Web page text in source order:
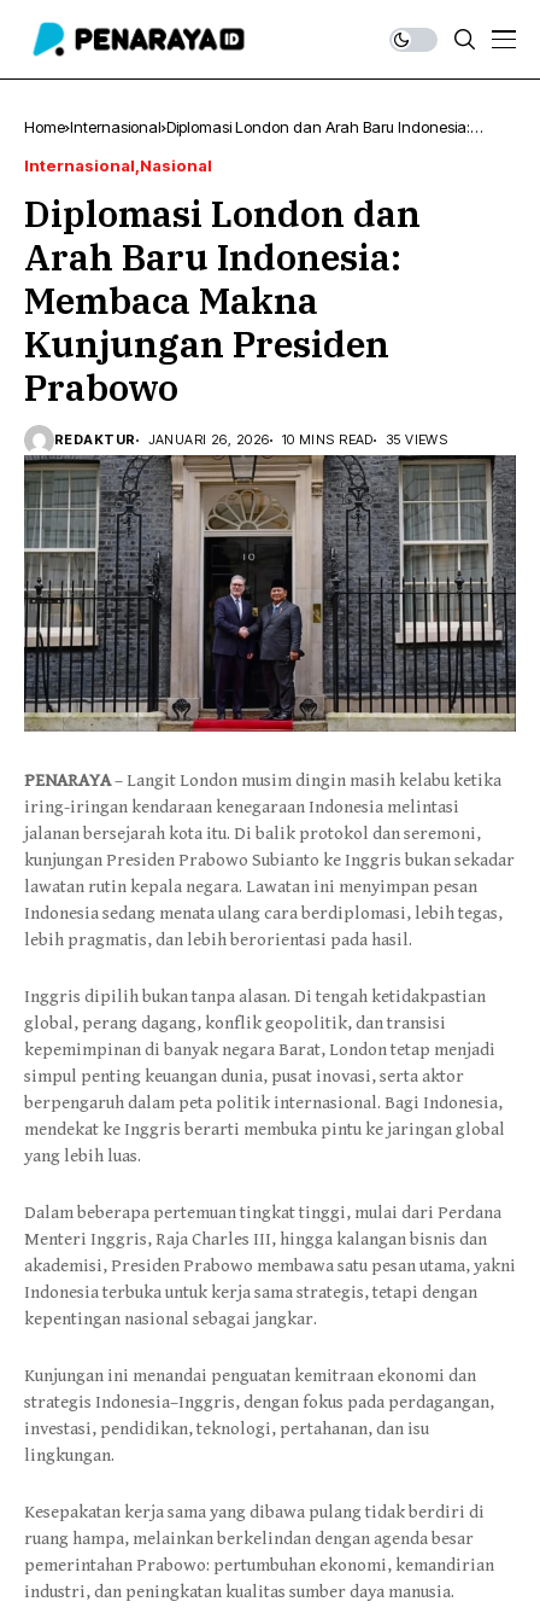
Home Internasional Diplomasi London dan Arah Baru Indonesia:
Internasional Nasional
Diplomasi London dan
Arah Baru Indonesia:
Membaca Makna
Kunjungan Presiden
Prabowo
REDAKTUR JANUARI 26, 2026 10 MINS READ 35 VIEWS
PENARAYA– Langit London musim dingin masih kelabu ketika
iring-iringan kendaraan kenegaraan Indonesia melintasi
jalanan bersejarah kota itu. Di balik protokol dan seremoni,
kunjungan Presiden Prabowo Subianto ke Inggris bukan sekadar
lawatan rutin kepala negara. Lawatan ini menyimpan pesan
Indonesia sedang menata ulang cara berdiplomasi, lebih tegas,
lebih pragmatis, dan lebih berorientasi pada hasil.
Inggris dipilih bukan tanpa alasan. Di tengah ketidakpastian
global, perang dagang, konflik geopolitik, dan transisi
kepemimpinan di banyak negara Barat, London tetap menjadi
simpul penting keuangan dunia, pusat inovasi, serta aktor
berpengaruh dalam peta politik internasional. Bagi Indonesia,
mendekat ke Inggris berarti membuka pintu ke jaringan global
yang lebih luas.
Dalam beberapa pertemuan tingkat tinggi, mulai dari Perdana
Menteri Inggris, Raja Charles III, hingga kalangan bisnis dan
akademisi, Presiden Prabowo membawa satu pesan utama, yakni
Indonesia terbuka untuk kerja sama strategis, tetapi dengan
kepentingan nasional sebagai jangkar.
Kunjungan ini menandai penguatan kemitraan ekonomi dan
strategis Indonesia–Inggris, dengan fokus pada perdagangan,
investasi, pendidikan, teknologi, pertahanan, dan isu
lingkungan.
Kesepakatan kerja sama yang dibawa pulang tidak berdiri di
ruang hampa, melainkan berkelindan dengan agenda besar
pemerintahan Prabowo: pertumbuhan ekonomi, kemandirian
industri, dan peningkatan kualitas sumber daya manusia.